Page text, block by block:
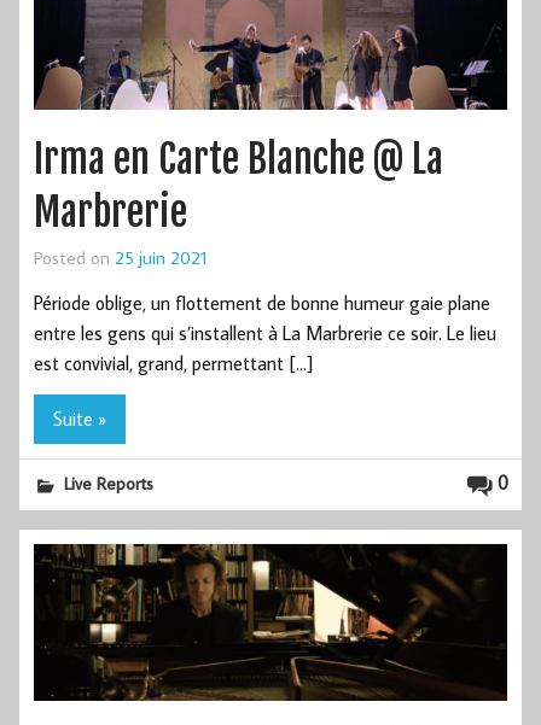
Irma en Carte Blanche @ La
Marbrerie
Posted on 25 juin 2021
Période oblige, un flottement de bonne humeur gaie plane
entre les gens qui s’installent à La Marbrerie ce soir. Le lieu
est convivial, grand, permettant […]
Suite »
0
Live Reports